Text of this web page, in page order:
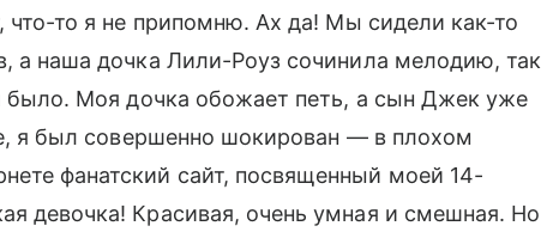
то я не припомню. Ах да! Мы сидели как-то
а наша дочка Лили-Роуз сочинила мелодию, так
было. Моя дочка обожает петь, а сын Джек уже
я был совершенно шокирован — в плохом
фанатский сайт, посвященный моей 14-
девочка! Красивая, очень умная и смешная. Но